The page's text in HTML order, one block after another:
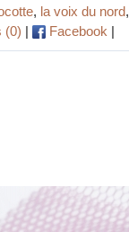
, la voix du nord
(0) | Facebook |